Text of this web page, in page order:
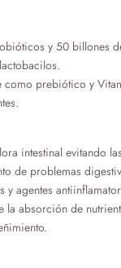
y 50 billones
como prebiótico y
intestinal evitando
de problemas
y agentes
absorción de